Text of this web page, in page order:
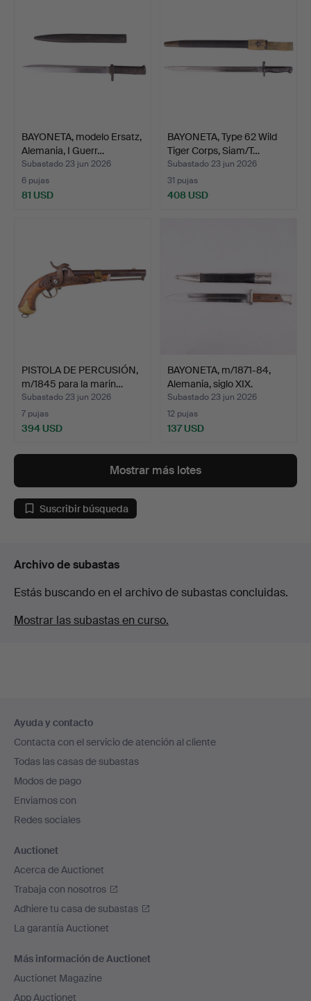
BAYONETA, modelo Ersatz,
Alemania, I Guerr…
Subastado 23 jun 2026
6 pujas
81 USD
BAYONETA, Type 62 Wild
Tiger Corps, Siam/T…
Subastado 23 jun 2026
31 pujas
408 USD
PISTOLA DE PERCUSIÓN,
m/1845 para la marin…
Subastado 23 jun 2026
7 pujas
394 USD
BAYONETA, m/1871-84,
Alemania, siglo XIX.
Subastado 23 jun 2026
12 pujas
137 USD
Mostrar más lotes
Suscribir búsqueda
Archivo de subastas
Estás buscando en el archivo de subastas concluidas.
Mostrar las subastas en curso.
en
el
pie
de
página
Ayuda y contacto
Contacta con el servicio de atención al cliente
Todas las casas de subastas
Modos de pago
Enviamos con
Redes sociales
Auctionet
Acerca de Auctionet
Trabaja con nosotros
Adhiere tu casa de subastas
La garantía Auctionet
Más información de Auctionet
Auctionet Magazine
App Auctionet